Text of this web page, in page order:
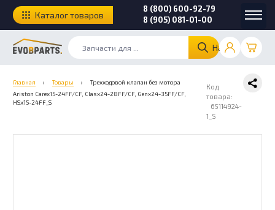
Найти
8 (800) 600-92-79
8 (905) 081-01-00
Каталог товаров
Главная › Товары ›
Трехходовой клапан без мотора
Ariston Carеx15-24FF/CF, Clasx24-28FF/CF, Genx24-35FF/CF,
HSx15-24FF_S
Код
товара:
65114924-
1_S